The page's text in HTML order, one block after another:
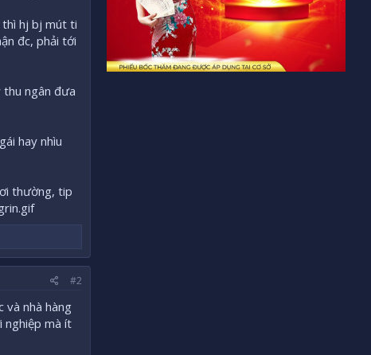
thì hj bj mút ti
đc, phải tới
thu ngân đưa
hay nhìu
thường, tip
#2
và nhà hàng
nghiệp mà ít